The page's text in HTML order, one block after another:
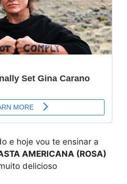
e hoje vou te ensinar a
AMERICANA (ROSA)
delicioso